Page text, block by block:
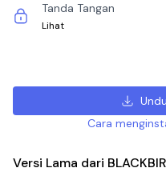
Tanda Tangan
Lihat
Cara
Versi Lama dari